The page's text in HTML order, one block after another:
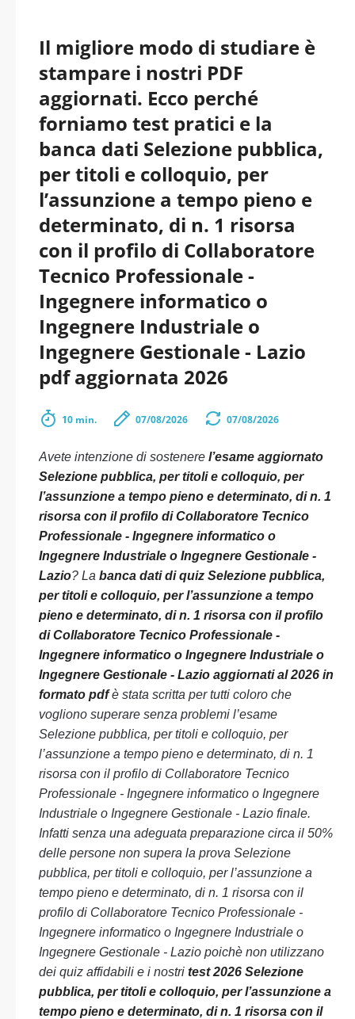
Il migliore modo di studiare è
stampare i nostri PDF
aggiornati. Ecco perché
forniamo test pratici e la
banca dati Selezione pubblica,
per titoli e colloquio, per
l’assunzione a tempo pieno e
determinato, di n. 1 risorsa
con il profilo di Collaboratore
Tecnico Professionale -
Ingegnere informatico o
Ingegnere Industriale o
Ingegnere Gestionale - Lazio
pdf aggiornata 2026
10 min. 07/08/2026 07/08/2026
Avete intenzione di sostenere l’esame aggiornato
Selezione pubblica, per titoli e colloquio, per
l’assunzione a tempo pieno e determinato, di n. 1
risorsa con il profilo di Collaboratore Tecnico
Professionale - Ingegnere informatico o
Ingegnere Industriale o Ingegnere Gestionale -
Lazio? La banca dati di quiz Selezione pubblica,
per titoli e colloquio, per l’assunzione a tempo
pieno e determinato, di n. 1 risorsa con il profilo
di Collaboratore Tecnico Professionale -
Ingegnere informatico o Ingegnere Industriale o
Ingegnere Gestionale - Lazio aggiornati al 2026 in
formato pdfè stata scritta per tutti coloro che
vogliono superare senza problemi l’esame
Selezione pubblica, per titoli e colloquio, per
l’assunzione a tempo pieno e determinato, di n. 1
risorsa con il profilo di Collaboratore Tecnico
Professionale - Ingegnere informatico o Ingegnere
Industriale o Ingegnere Gestionale - Lazio finale.
Infatti senza una adeguata preparazione circa il 50%
delle persone non supera la prova Selezione
pubblica, per titoli e colloquio, per l’assunzione a
tempo pieno e determinato, di n. 1 risorsa con il
profilo di Collaboratore Tecnico Professionale -
Ingegnere informatico o Ingegnere Industriale o
Ingegnere Gestionale - Lazio poichè non utilizzano
dei quiz affidabili e i nostri test 2026 Selezione
pubblica, per titoli e colloquio, per l’assunzione a
tempo pieno e determinato, di n. 1 risorsa con il